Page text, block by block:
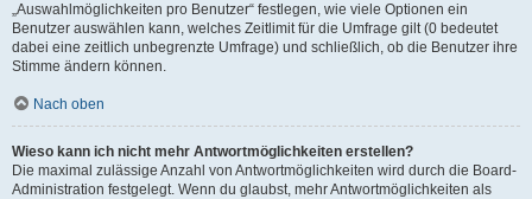
„Auswahlmöglichkeiten pro Benutzer“ festlegen, wie viele Optionen ein
Benutzer auswählen kann, welches Zeitlimit für die Umfrage gilt (0 bedeutet
dabei eine zeitlich unbegrenzte Umfrage) und schließlich, ob die Benutzer ihre
Stimme ändern können.
Nach oben
Wieso kann ich nicht mehr Antwortmöglichkeiten erstellen?
Die maximal zulässige Anzahl von Antwortmöglichkeiten wird durch die Board-
Administration festgelegt. Wenn du glaubst, mehr Antwortmöglichkeiten als